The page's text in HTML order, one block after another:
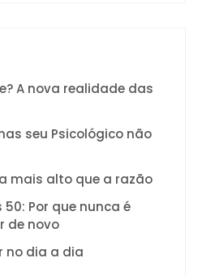
A nova realidade das
seu Psicológico não
mais alto que a razão
Por que nunca é
de novo
no dia a dia